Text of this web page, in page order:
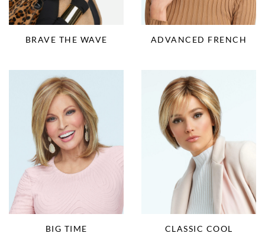
BRAVE THE WAVE ADVANCED FRENCH
BIG TIME CLASSIC COOL